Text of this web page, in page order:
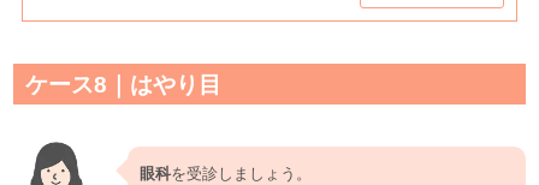
ケース8｜はやり目
眼科を受診しましょう。